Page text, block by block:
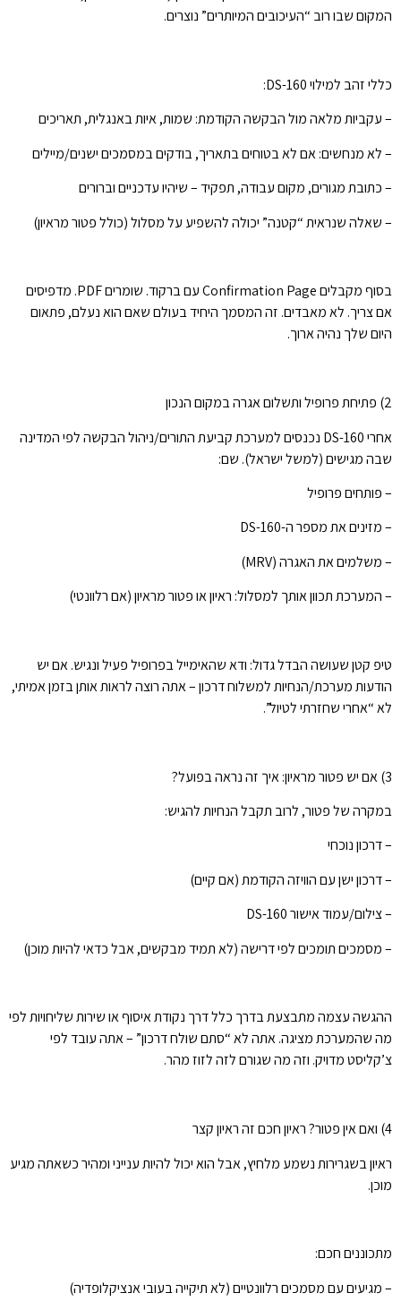
המקום שבו רוב “העיכובים המיותרים” נוצרים.
כללי זהב למילוי DS-160:
– עקביות מלאה מול הבקשה הקודמת: שמות, איות באנגלית, תאריכים
– לא מנחשים: אם לא בטוחים בתאריך, בודקים במסמכים ישנים/מיילים
– כתובת מגורים, מקום עבודה, תפקיד – שיהיו עדכניים וברורים
– שאלה שנראית “קטנה” יכולה להשפיע על מסלול (כולל פטור מראיון)
בסוף מקבלים Confirmation Page עם ברקוד. שומרים PDF. מדפיסים
אם צריך. לא מאבדים. זה המסמך היחיד בעולם שאם הוא נעלם, פתאום
היום שלך נהיה ארוך.
2) פתיחת פרופיל ותשלום אגרה במקום הנכון
אחרי DS-160 נכנסים למערכת קביעת התורים/ניהול הבקשה לפי המדינה
שבה מגישים (למשל ישראל). שם:
– פותחים פרופיל
– מזינים את מספר ה-DS-160
– משלמים את האגרה (MRV)
– המערכת תכוון אותך למסלול: ראיון או פטור מראיון (אם רלוונטי)
טיפ קטן שעושה הבדל גדול: ודא שהאימייל בפרופיל פעיל ונגיש. אם יש
הודעות מערכת/הנחיות למשלוח דרכון – אתה רוצה לראות אותן בזמן אמיתי,
לא “אחרי שחזרתי לטיול”.
3) אם יש פטור מראיון: איך זה נראה בפועל?
במקרה של פטור, לרוב תקבל הנחיות להגיש:
– דרכון נוכחי
– דרכון ישן עם הוויזה הקודמת (אם קיים)
– צילום/עמוד אישור DS-160
– מסמכים תומכים לפי דרישה (לא תמיד מבקשים, אבל כדאי להיות מוכן)
ההגשה עצמה מתבצעת בדרך כלל דרך נקודת איסוף או שירות שליחויות לפי
מה שהמערכת מציגה. אתה לא “סתם שולח דרכון” – אתה עובד לפי
צ’קליסט מדויק. וזה מה שגורם לזה לזוז מהר.
4) ואם אין פטור? ראיון חכם זה ראיון קצר
ראיון בשגרירות נשמע מלחיץ, אבל הוא יכול להיות ענייני ומהיר כשאתה מגיע
מוכן.
מתכוננים חכם:
– מגיעים עם מסמכים רלוונטיים (לא תיקייה בעובי אנציקלופדיה)